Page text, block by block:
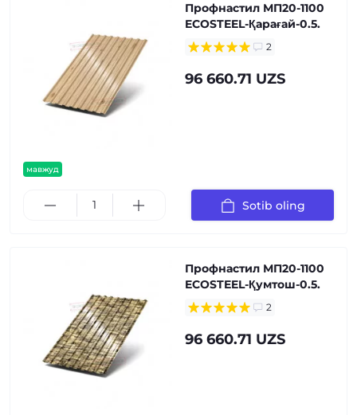
мавжуд
Профнастил МП20-1100
ECOSTEEL-Қарағай-0.5.
2
96 660.71 UZS
Sotib oling
Профнастил МП20-1100
ECOSTEEL-Қумтош-0.5.
2
96 660.71 UZS